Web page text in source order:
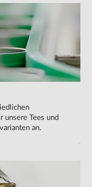
unsere Tees und
an.